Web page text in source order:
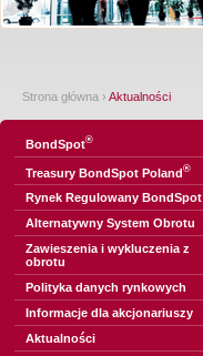
Strona główna › Aktualności
BondSpot®
Treasury BondSpot Poland®
Rynek Regulowany BondSpot
Alternatywny System Obrotu
Zawieszenia i wykluczenia z
obrotu
Polityka danych rynkowych
Informacje dla akcjonariuszy
Aktualności